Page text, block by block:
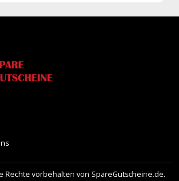
Rechte vorbehalten von SpareGutscheine.de.